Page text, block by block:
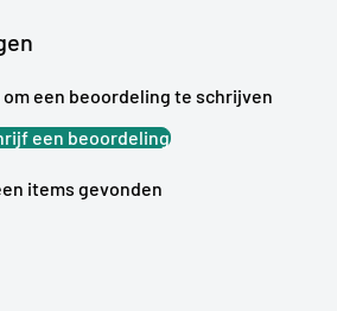
een beoordeling te schrijven
een beoordeling
items gevonden